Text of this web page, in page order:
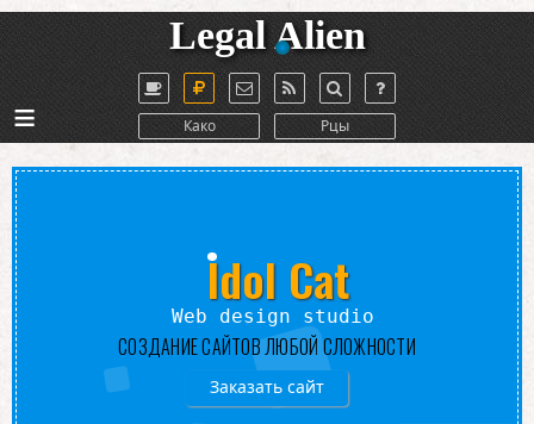
Legal Alien
Како Рцы
≡
Idol Cat
Web design studio
СОЗДАНИЕ САЙТОВ ЛЮБОЙ СЛОЖНОСТИ
Заказать сайт